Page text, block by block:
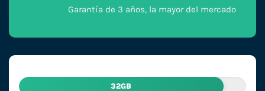
Garantía de 3 años, la mayor del mercado
32GB